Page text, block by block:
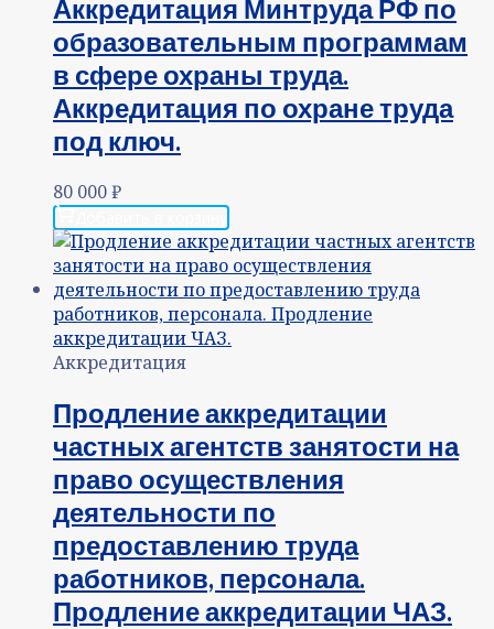
Аккредитация Минтруда РФ по
образовательным программам
в сфере охраны труда.
Аккредитация по охране труда
под ключ.
80 000₽
Аккредитация
Продление аккредитации
частных агентств занятости на
право осуществления
деятельности по
предоставлению труда
работников, персонала.
Продление аккредитации ЧАЗ.